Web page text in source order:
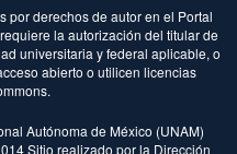
por derechos de autor en el Portal
la autorización del titular de
universitaria y federal aplicable, o
abierto o utilicen licencias
Autónoma de México (UNAM)
Sitio realizado por la Dirección